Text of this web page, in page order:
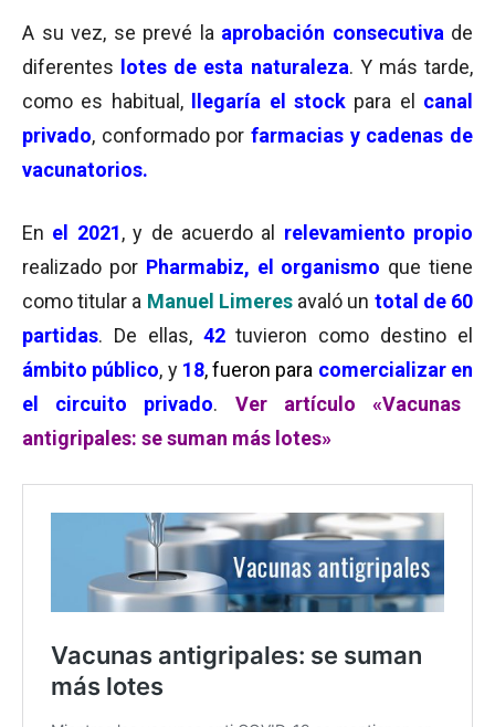
A su vez, se prevé la aprobación consecutiva de
diferentes lotes de esta naturaleza. Y más tarde,
como es habitual,
llegaría el stockpara el
canal
privado, conformado por farmacias y cadenas de
vacunatorios.
En el 2021, y de acuerdo al relevamiento propio
realizado por Pharmabiz, el organismo que tiene
como titular a Manuel Limeres avaló un total de 60
partidas. De ellas, 42 tuvieron como destino el
ámbito público, y 18, fueron para comercializar en
el circuito privado. Ver artículo «Vacunas
antigripales: se suman más lotes»